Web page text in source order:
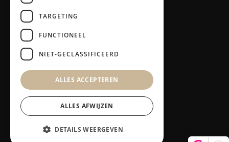
Blog
Producten
Alle producten
LED-therapie
Ontharen
TARGETING
FUNCTIONEEL
NIET-GECLASSIFICEERD
ALLES ACCEPTEREN
ALLES AFWIJZEN
DETAILS WEERGEVEN